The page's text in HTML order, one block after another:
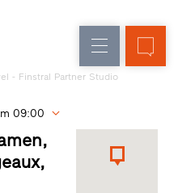
- Finstral Partner Studio
09:00